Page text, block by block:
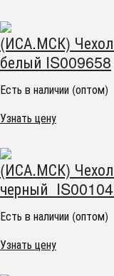
(ИСА.МСК) Чехол
белый IS009658
Есть в наличии (оптом)
Узнать цену
(ИСА.МСК)
черный
Есть в наличии (оптом)
Узнать цену